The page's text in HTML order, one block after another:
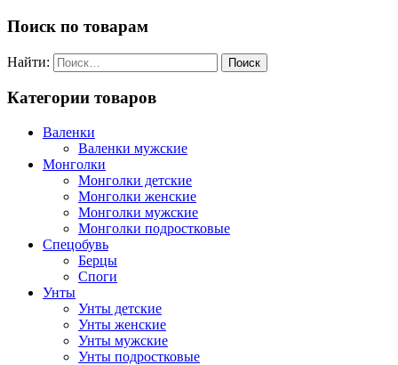
Поиск по товарам
Найти:
Категории товаров
Валенки
Валенки мужские
Монголки
Монголки детские
Монголки женские
Монголки мужские
Монголки подростковые
Спецобувь
Берцы
Споги
Унты
Унты детские
Унты женские
Унты мужские
Унты подростковые